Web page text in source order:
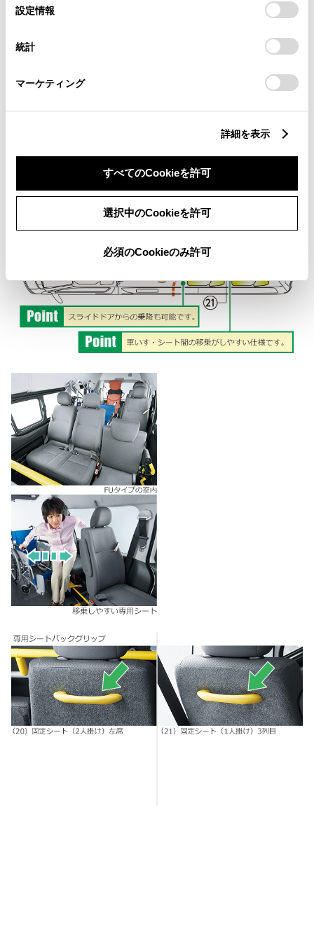
デバイスにすべてのCookie(クッキー)が保存されることに同
意したことになります。Cookie(クッキー)のオプトアウト、
設定の変更、同意を撤回したりするにあたっては、当社の
「Cookie（クッキー）情報の取り扱いについて
」をご覧くだ
設定情報
統計
マーケティング
詳細を表示
すべてのCookieを許可
選択中のCookieを許可
必須のCookieのみ許可
車いすの方2名がシートに移乗することにより、ロング・標準ボデ
装置も装備しました。ワンタッチ式固定装置を標準装備。
車いす固定方法はレイアウト・ポイントページの車いす仕様車の特長およびウェルキャブ
標準装備ページの車いす固定装置（ワンタッチ式／電動）をご覧ください。